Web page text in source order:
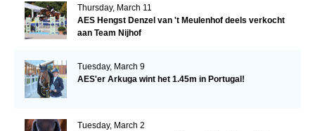
Thursday, March 11
AES Hengst Denzel van 't Meulenhof deels verkocht
aan Team Nijhof
Tuesday, March 9
AES'er Arkuga wint het 1.45m in Portugal!
Tuesday, March 2